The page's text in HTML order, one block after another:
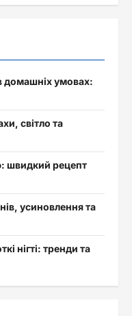
домашніх умовах:
світло та
швидкий рецепт
усиновлення та
нігті: тренди та